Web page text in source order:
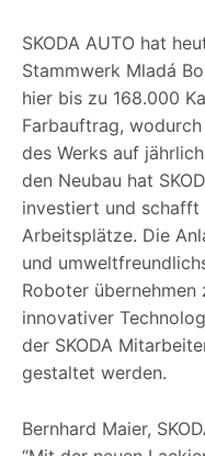
SKODA AUTO hat
Stammwerk Mladá
hier bis zu 168.000
Farbauftrag,
des Werks auf
den Neubau hat
investiert und
Arbeitsplätze. Die
und
Roboter
innovativer
der SKODA
gestaltet werden.
Bernhard Maier,